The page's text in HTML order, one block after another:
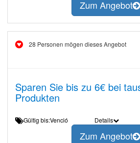
Zum Angebot
28 Personen mögen dieses Angebot
Sparen Sie bis zu 6€ bei
Produkten
Gültig bis:Venció Details
Zum Angebot